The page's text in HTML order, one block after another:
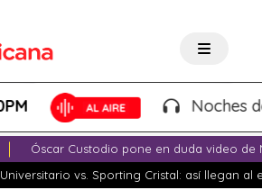
Noches de
Óscar Custodio pone en duda video de
Universitario vs. Sporting Cristal: así llegan al